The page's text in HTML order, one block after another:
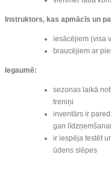
Instruktors, kas apmācīs un
iesācējiem (visa
braucējiem ar
Iegaumē:
sezonas laikā
treniņi
inventārs ir
gan līdzņemšanai
ir iespēja testēt
ūdens slēpes